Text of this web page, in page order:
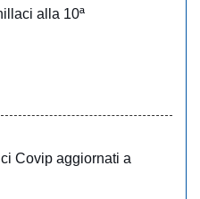
alla 10ª
Covip aggiornati a